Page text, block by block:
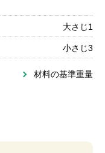
大さじ1
小さじ3
材料の基準重量